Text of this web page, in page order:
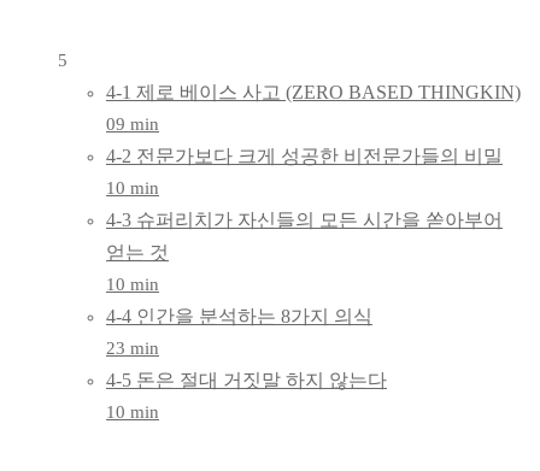
5
4-1 제로 베이스 사고 (ZERO BASED THINGKIN)
09 min
4-2 전문가보다 크게 성공한 비전문가들의 비밀
10 min
4-3 슈퍼리치가 자신들의 모든 시간을 쏟아부어
얻는 것
10 min
4-4 인간을 분석하는 8가지 의식
23 min
4-5 돈은 절대 거짓말 하지 않는다
10 min